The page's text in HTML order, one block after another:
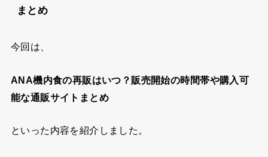
まとめ
今回は、
ANA機内食の再販はいつ？販売開始の時間帯や購入可
能な通販サイトまとめ
といった内容を紹介しました。